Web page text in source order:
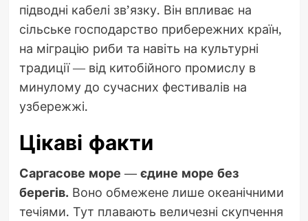
підводні кабелі зв’язку. Він впливає на
сільське господарство прибережних країн,
на міграцію риби та навіть на культурні
традиції — від китобійного промислу в
минулому до сучасних фестивалів на
узбережжі.
Цікаві факти
Саргасове море — єдине море без
берегів. Воно обмежене лише океанічними
течіями. Тут плавають величезні скупчення